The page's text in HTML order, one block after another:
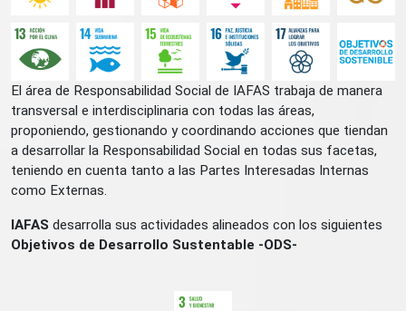
El área de Responsabilidad Social de IAFAS trabaja de manera
transversal e interdisciplinaria con todas las áreas,
proponiendo, gestionando y coordinando acciones que tiendan
a desarrollar la Responsabilidad Social en todas sus facetas,
teniendo en cuenta tanto a las Partes Interesadas Internas
como Externas.
IAFAS desarrolla sus actividades alineados con los siguientes
Objetivos de Desarrollo Sustentable -ODS-